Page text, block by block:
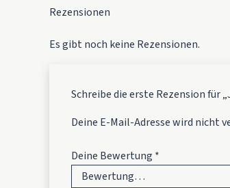
Rezensionen
Es gibt noch keine Rezensionen.
Schreibe die erste Rezension für
Deine E-Mail-Adresse wird nicht
Deine Bewertung *